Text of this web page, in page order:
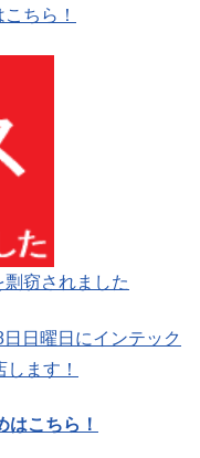
ちら！
窃されました
日曜日にインテック
ます！
こちら！